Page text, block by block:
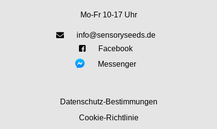
Mo-Fr 10-17 Uhr
info@sensoryseeds.de
Facebook
Messenger
Datenschutz-Bestimmungen
Cookie-Richtlinie